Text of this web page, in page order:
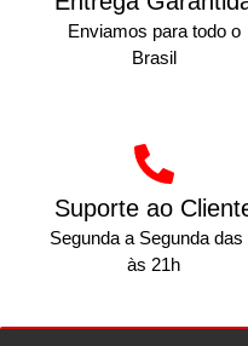
Enviamos para todo o
Brasil
Suporte ao
Segunda a Segunda das
às 21h